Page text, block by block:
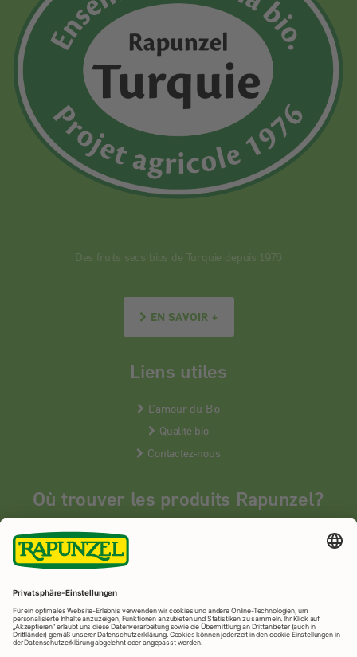
Des fruits secs bios de Turquie depuis 1976
EN SAVOIR +
Liens utiles
L’amour du Bio
Qualité bio
Contactez-nous
Où trouver les produits Rapunzel?
Les produits Rapunzel sont vendus en France uniquement dans les
MAGASINS BIOS